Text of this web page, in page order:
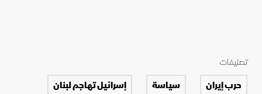
تصنيفات
حرب إيران سياسة
إسرائيل تهاجم لبنان